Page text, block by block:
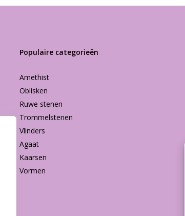
Populaire categorieën
Amethist
Oblisken
Ruwe stenen
Trommelstenen
Vlinders
Agaat
Kaarsen
Vormen